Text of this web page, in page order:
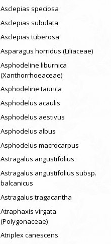
Asclepias speciosa
Asclepias subulata
Asclepias tuberosa
Asparagus horridus (Liliaceae)
Asphodeline liburnica
(Xanthorrhoeaceae)
Asphodeline taurica
Asphodelus acaulis
Asphodelus aestivus
Asphodelus albus
Asphodelus macrocarpus
Astragalus angustifolius
Astragalus angustifolius subsp.
balcanicus
Astragalus tragacantha
Atraphaxis virgata
(Polygonaceae)
Atriplex canescens